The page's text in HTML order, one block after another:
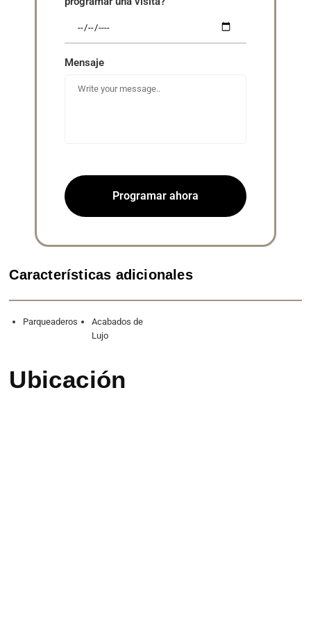
Mensaje
Programar ahora
Características adicionales
Parqueaderos
Acabados de
Lujo
Ubicación